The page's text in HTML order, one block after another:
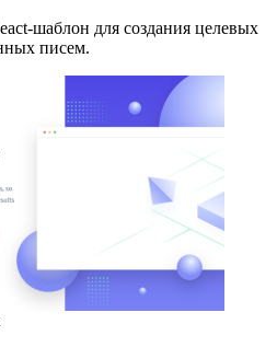
шаблон для создания целевых
писем.